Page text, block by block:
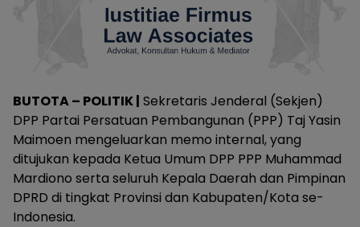
BUTOTA – POLITIK | Sekretaris Jenderal (Sekjen)
DPP Partai Persatuan Pembangunan (PPP) Taj Yasin
Maimoen mengeluarkan memo internal, yang
ditujukan kepada Ketua Umum DPP PPP Muhammad
Mardiono serta seluruh Kepala Daerah dan Pimpinan
DPRD di tingkat Provinsi dan Kabupaten/Kota se-
Indonesia.